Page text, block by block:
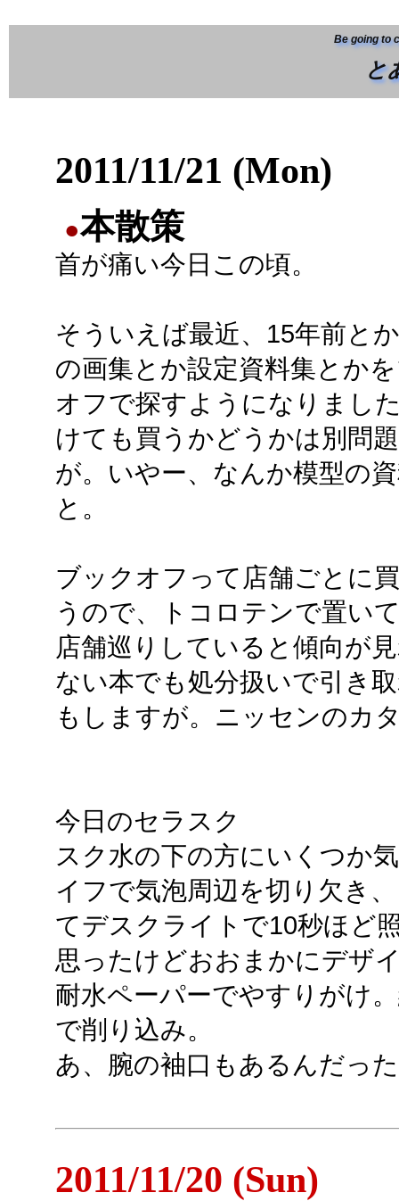
Be going to
と
2011/11/21 (Mon)
●本散策
首が痛い今日この頃。
そういえば最近、15年前と
の画集とか設定資料集とか
オフで探すようになりまし
けても買うかどうかは別問
が。いやー、なんか模型の
と。
ブックオフって店舗ごとに
うので、トコロテンで置い
店舗巡りしていると傾向が
ない本でも処分扱いで引き
もしますが。ニッセンのカ
今日のセラスク
スク水の下の方にいくつか
イフで気泡周辺を切り欠き
てデスクライトで10秒ほど
思ったけどおおまかにデザ
耐水ペーパーでやすりがけ
で削り込み。
あ、腕の袖口もあるんだっ
2011/11/20 (Sun)